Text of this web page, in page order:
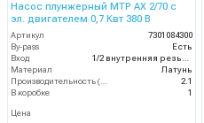
Насос плунжерный MTP AX 2/70 с
эл. двигателем 0,7 Квт 380 В
Артикул
7301084300
By-pass
Есть
Вход
1/2 внутренняя резьба
Материал
Латунь
Производительность (л/мин)
2.1
В коробке
1
Цена